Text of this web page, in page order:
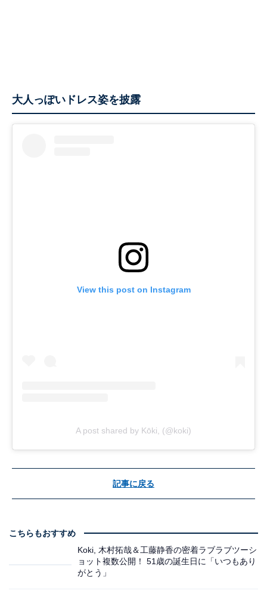
大人っぽいドレス姿を披露
View this post on Instagram
A post shared by Kōki, (@koki)
記事に戻る
こちらもおすすめ
Koki, 木村拓哉＆工藤静香の密着ラブラブツーシ
ョット複数公開！ 51歳の誕生日に「いつもあり
がとう」